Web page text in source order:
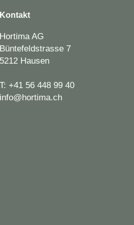
Kontakt
Hortima AG
Büntefeldstrasse 7
5212 Hausen
T: +41 56 448 99 40
info@hortima.ch